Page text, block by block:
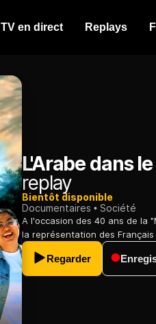
TV en direct Replays
L'Arabe dans
replay
Bientôt disponible
Documentaires
Société
A l'occasion des 40 ans de la
la représentation des
Regarder